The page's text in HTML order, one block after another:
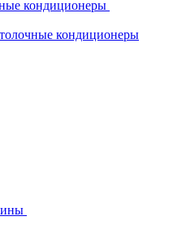
кондиционеры
кондиционеры